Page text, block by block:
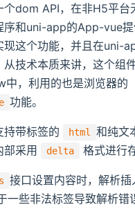
个dom API，在非H5平台
序和uni-app的App-vue提
现这个功能，并且在uni-
从技术本质来讲，这个组
，利用的也是浏览器的
功能。
持带标签的 html 和纯文
部采用 delta 格式进行
接口设置内容时，解析插
一些非法标签导致解析错